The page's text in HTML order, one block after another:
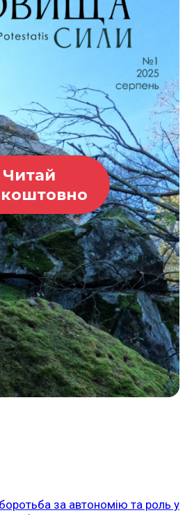
Читай
боротьба за автономію та роль у